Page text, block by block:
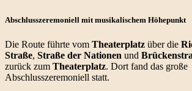
Abschlusszeremoniell mit musikalischem Höhepunkt
Die Route führte vom Theaterplatz über die
Straße, Straße der Nationen und
zurück zum Theaterplatz. Dort fand das große
Abschlusszeremoniell statt.